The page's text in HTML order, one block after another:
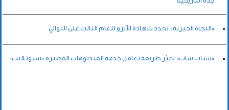
«النجاة الخيرية» تجدد شهادة الآيزو للعام الثالث على التوالي
«سناب شات» يغيّر طريقة تعامل خدمة الفيديوهات القصيرة «سبوتلايت»